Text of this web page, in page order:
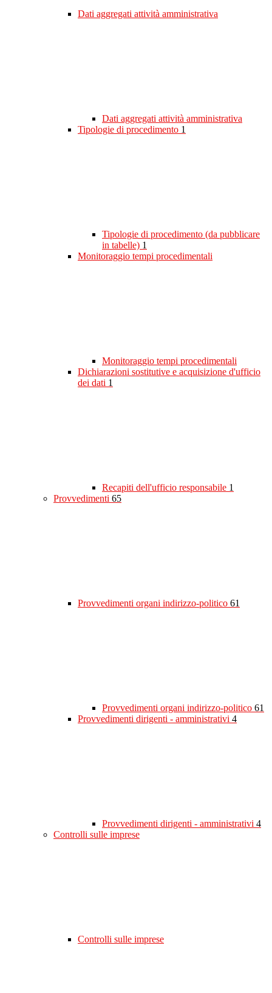
Dati aggregati attività amministrativa
Dati aggregati attività amministrativa
Tipologie di procedimento 1
Tipologie di procedimento (da pubblicare
in tabelle) 1
Monitoraggio tempi procedimentali
Monitoraggio tempi procedimentali
Dichiarazioni sostitutive e acquisizione d'ufficio
dei dati 1
Recapiti dell'ufficio responsabile 1
Provvedimenti 65
Provvedimenti organi indirizzo-politico 61
Provvedimenti organi indirizzo-politico 61
Provvedimenti dirigenti - amministrativi 4
Provvedimenti dirigenti - amministrativi 4
Controlli sulle imprese
Controlli sulle imprese